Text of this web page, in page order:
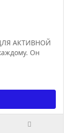
АКТИВНОЙ
Он